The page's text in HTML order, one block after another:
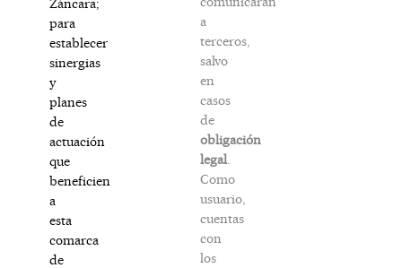
Záncara;
para
establecer
sinergias
y
planes
de
actuación
que
beneficien
a
esta
comarca
de
a
terceros,
salvo
en
casos
de
obligación
legal
Como
usuario,
cuentas
con
los